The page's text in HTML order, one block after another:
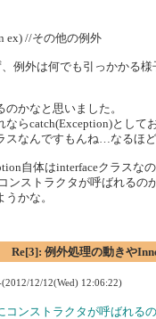
ex) //その他の例外
例外は何でも引っかかる様
のかなと思いました。
ならcatch(Exception)として
スなんですもんね…なるほど
自体はinterfaceクラスな
ンストラクタが呼ばれるの
かな。
Re[3]: 例外処理の動きや
12/12(Wed) 12:06:22)
コンストラクタが呼ばれる